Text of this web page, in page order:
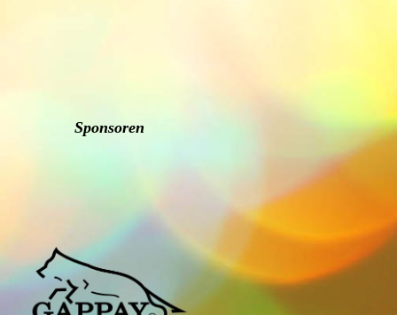
Sponsoren